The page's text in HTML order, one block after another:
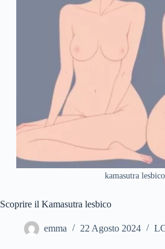
kamasutra lesbico
Scoprire il Kamasutra lesbico
emma 22 Agosto 2024